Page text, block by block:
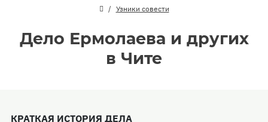
Узники совести
Дело Ермолаева и других
в Чите
КРАТКАЯ ИСТОРИЯ ДЕЛА